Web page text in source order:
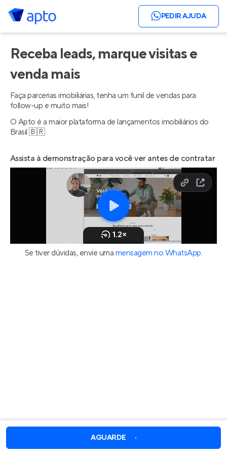
PEDIR AJUDA
Receba leads, marque visitas e
venda mais
Faça parcerias imobiliárias, tenha um funil de vendas para
follow-up e muito mais!
O Apto é a maior plataforma de lançamentos imobiliários do
Brasil 🇧🇷
Assista à demonstração para você ver antes de contratar
Se tiver dúvidas, envie uma mensagem no WhatsApp.
AGUARDE